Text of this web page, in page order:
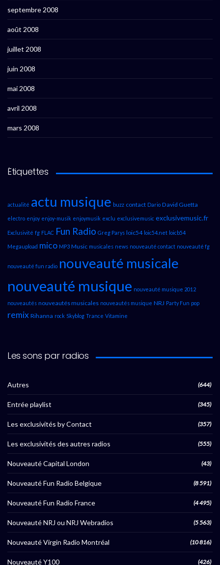
septembre 2008
août 2008
juillet 2008
juin 2008
mai 2008
avril 2008
mars 2008
Étiquettes
actualité actu musique buzz contact Dario David Guetta
electro enjoy enjoy-musik enjoymusik exclu exclusivemusic exclusivemusic.fr
Exclusivité fg FLAC Fun Radio Greg Parys loic54 loic54.net loicb54
Megaupload mico MP3 Music musicales news nouveauté contact nouveauté fg
nouveauté fun radio nouveauté musicale
nouveauté musique nouveauté musique 2012
nouveautés nouveautés musicales nouveautés musique NRJ Party Fun pop
remix Rihanna rock Skyblog Trance Vitamine
Les sons par radios
Autres (644)
Entrée playlist (345)
Les exclusivités by Contact (357)
Les exclusivités des autres radios (555)
Nouveauté Capital London (43)
Nouveauté Fun Radio Belgique (8 591)
Nouveauté Fun Radio France (4 495)
Nouveauté NRJ ou NRJ Webradios (5 563)
Nouveauté Virgin Radio Montréal (10 816)
Nouveauté Y100 (426)